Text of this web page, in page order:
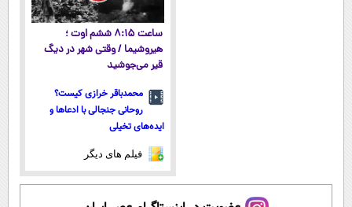
ساعت ۸:۱۵ ششم اوت ؛
هیروشیما / وقتی شهر در دیگ
قیر می‌جوشید
محمدباقر خرازی کیست؟
روحانی جنجالی با ادعاها و
ایده‌های تخیلی
فیلم های دیگر